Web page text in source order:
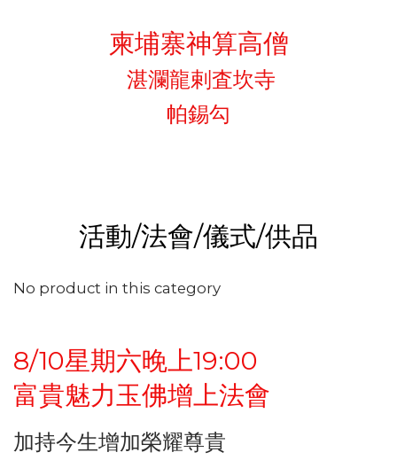
柬埔寨神算高僧
湛瀾龍剌査坎寺
帕錫勾
活動/法會/儀式/供品
No product in this category
8/10星期六晚上19:00
富貴魅力玉佛增上法會
加持今生增加榮耀尊貴